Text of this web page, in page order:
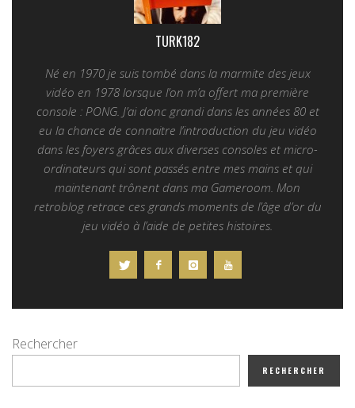
TURK182
Né en 1970 je suis tombé dans la marmite des jeux
vidéo en 1978 lorsque l’on m’a offert ma première
console : PONG. J’ai donc grandi dans les années 80 et
eu la chance de connaitre l’introduction du jeu vidéo
dans les foyers grâces aux diverses consoles et micro-
ordinateurs qui sont passés entre mes mains et qui
maintenant trônent dans ma Gameroom. Mon
retroblog retrace ces grands moments de l’âge d’or du
jeu vidéo à l’aide de petites histoires.
Rechercher
RECHERCHER